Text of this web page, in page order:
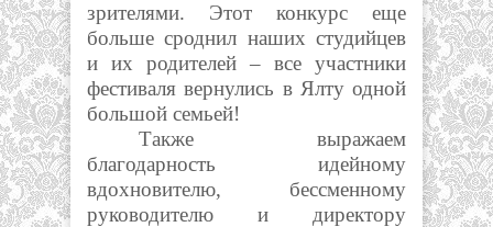
зрителями. Этот конкурс еще
больше сроднил наших студийцев
и их родителей – все участники
фестиваля вернулись в Ялту одной
большой семьей!
Также выражаем
благодарность идейному
вдохновителю, бессменному
руководителю и директору